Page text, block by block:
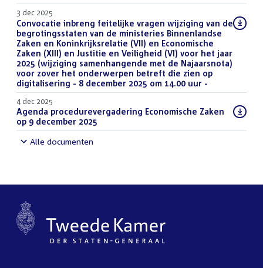
3 dec 2025
Download
bestand:
Convocatie inbreng feitelijke vragen wijziging van de
begrotingsstaten van de ministeries Binnenlandse
Zaken en Koninkrijksrelatie (VII) en Economische
Zaken (XIII) en Justitie en Veiligheid (VI) voor het jaar
2025 (wijziging samenhangende met de Najaarsnota)
voor zover het onderwerpen betreft die zien op
digitalisering - 8 december 2025 om 14.00 uur -
4 dec 2025
Download
bestand:
Agenda procedurevergadering Economische Zaken
op 9 december 2025
Alle documenten